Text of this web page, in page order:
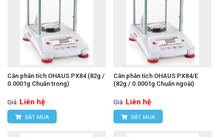
Cân phân tích OHAUS PX84 (82g /
0.0001g Chuấn trong)
Giá: Liên hệ
ĐẶT MUA
Cân phân tích OHAUS PX84/E
(82g / 0.0001g Chuấn ngoài)
Giá: Liên hệ
ĐẶT MUA